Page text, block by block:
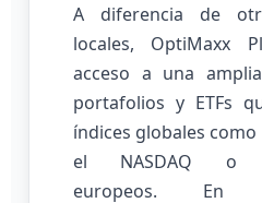
A diferencia de
locales, OptiMaxx
acceso a una
portafolios y ETFs
índices globales como
el NASDAQ o
europeos. En